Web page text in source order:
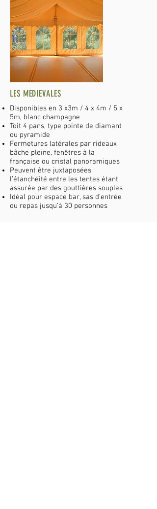
LES MEDIEVALES
Disponibles en 3 x3m / 4 x 4m / 5 x
5m, blanc champagne
Toit 4 pans, type pointe de diamant
ou pyramide
Fermetures latérales par rideaux
bâche pleine, fenêtres à la
française ou cristal panoramiques
Peuvent être juxtaposées,
l’étanchéité entre les tentes étant
assurée par des gouttières souples
Idéal pour espace bar, sas d’entrée
ou repas jusqu’à 30 personnes